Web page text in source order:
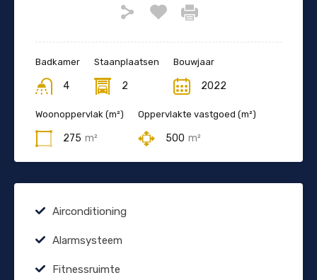
Badkamer
4
Staanplaatsen
2
Bouwjaar
2022
Woonoppervlak (m²)
275 m²
Oppervlakte vastgoed (m²)
500 m²
Airconditioning
Alarmsysteem
Fitnessruimte